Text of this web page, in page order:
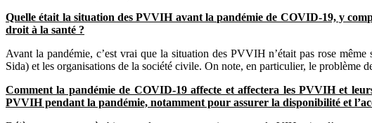
Quelle était la situation des PVVIH avant la pandémie de COVID-19, y
droit à la santé ?
Avant la pandémie, c’est vrai que la situation des PVVIH n’était pas rose
Sida) et les organisations de la société civile. On note, en particulier, le problème
Comment la pandémie de COVID-19 affecte et affectera les PVVIH et
PVVIH pendant la pandémie, notamment pour assurer la disponibilité et